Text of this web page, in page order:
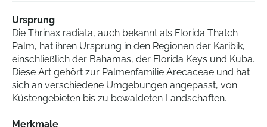
Ursprung
Die Thrinax radiata, auch bekannt als Florida Thatch
Palm, hat ihren Ursprung in den Regionen der Karibik,
einschließlich der Bahamas, der Florida Keys und Kuba.
Diese Art gehört zur Palmenfamilie Arecaceae und hat
sich an verschiedene Umgebungen angepasst, von
Küstengebieten bis zu bewaldeten Landschaften.
Merkmale